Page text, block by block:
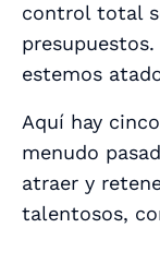
control total
estemos
Aquí hay
menudo
atraer y
talentosos,